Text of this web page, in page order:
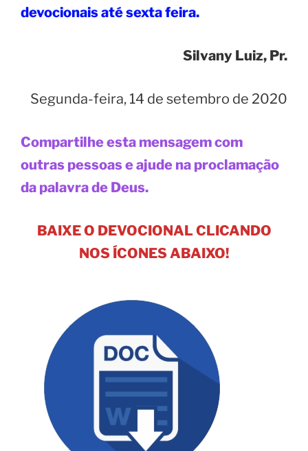
devocionais até sexta feira.
Silvany Luiz, Pr.
Segunda-feira, 14 de setembro de 2020
Compartilhe esta mensagem com
outras pessoas e ajude na proclamação
da palavra de Deus.
BAIXE O DEVOCIONAL CLICANDO
NOS ÍCONES ABAIXO!